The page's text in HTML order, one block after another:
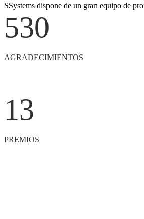
SSystems dispone de un gran equipo de
530
AGRADECIMIENTOS
13
PREMIOS